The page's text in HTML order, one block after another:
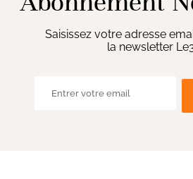
Saisissez votre adresse
la newsletter